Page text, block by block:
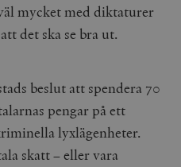
mycket med diktaturer
det ska se bra ut.
beslut att spendera 70
pengar på ett
lyxlägenheter.
skatt – eller vara